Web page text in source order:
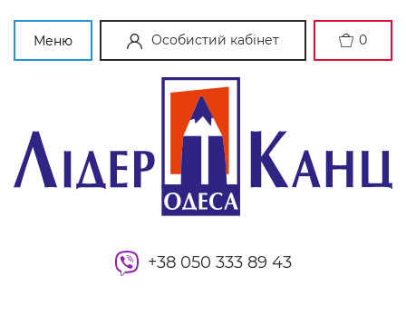
Меню Особистий кабінет 0
+38 050 333 89 43